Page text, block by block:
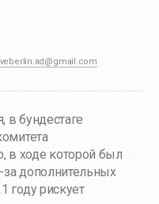
бундестаге
в ходе которой был
задополнительных
году рискует